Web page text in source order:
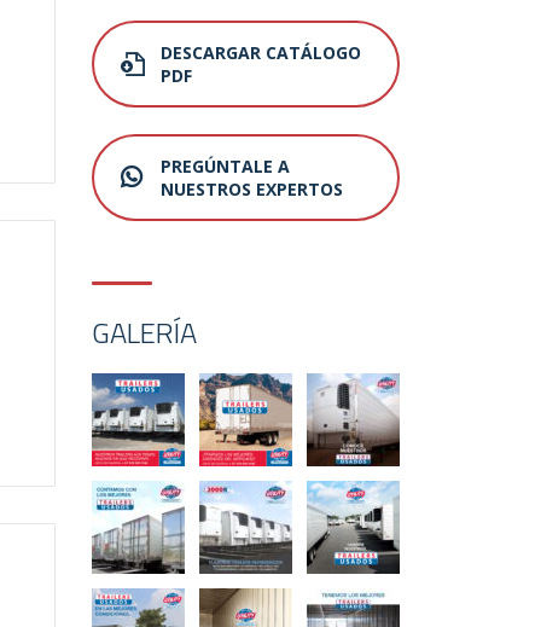
DESCARGAR CATÁLOGO
PDF
PREGÚNTALE A
NUESTROS EXPERTOS
GALERÍA